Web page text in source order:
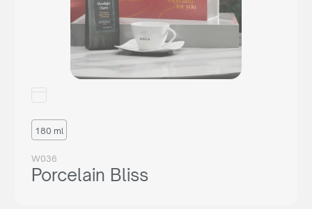
180 ml
W036
Porcelain Bliss